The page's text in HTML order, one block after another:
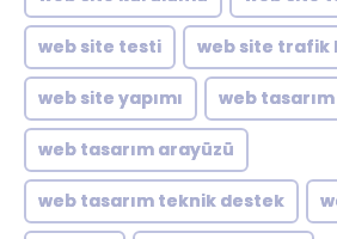
web site testi web site trafik
web site yapımı web tasarım
web tasarım arayüzü
web tasarım teknik destek